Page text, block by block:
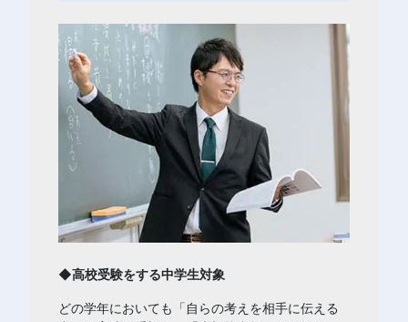
◆高校受験をする中学生対象
どの学年においても「自らの考えを相手に伝える